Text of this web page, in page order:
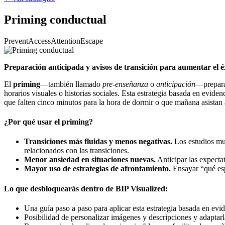
Priming conductual
PreventAccessAttentionEscape
Preparación anticipada y avisos de transición para aumentar el
El priming—también llamado pre-enseñanza o anticipación
horarios visuales o historias sociales. Esta estrategia basada en
que falten cinco minutos para la hora de dormir o que mañana
¿Por qué usar el priming?
Transiciones más fluidas y menos negativas. Los estudios
relacionados con las transiciones.
Menor ansiedad en situaciones nuevas. Anticipar las
Mayor uso de estrategias de afrontamiento. Ensayar “qué
Lo que desbloquearás dentro de BIP Visualized:
Una guía paso a paso para aplicar esta estrategia basada en
Posibilidad de personalizar imágenes y descripciones y